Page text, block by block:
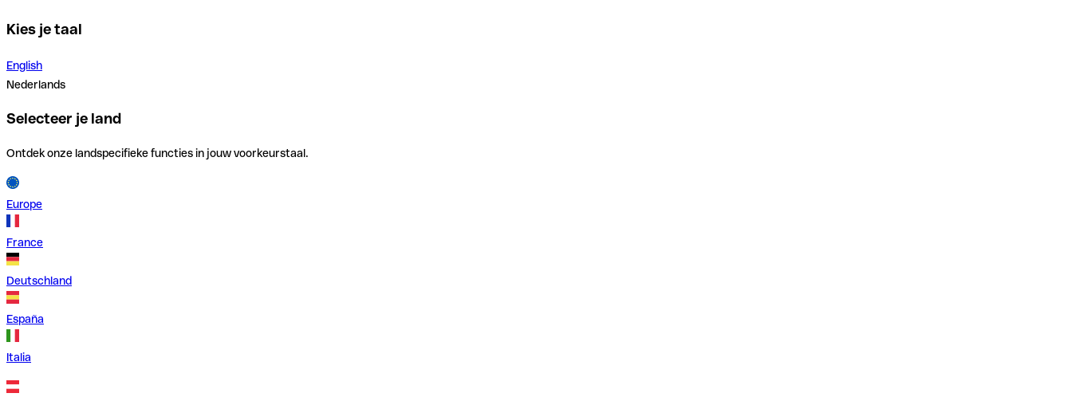
Kies je taal
English
Nederlands
Selecteer je land
Ontdek onze landspecifieke functies in jouw voorkeurstaal.
Europe
France
Deutschland
España
Italia